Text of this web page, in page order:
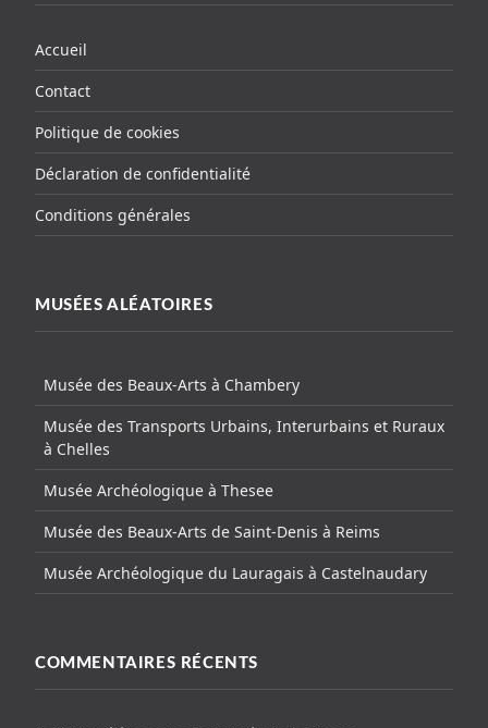
Accueil
Contact
Politique de cookies
Déclaration de confidentialité
Conditions générales
MUSÉES ALÉATOIRES
Musée des Beaux-Arts à Chambery
Musée des Transports Urbains, Interurbains et Ruraux
à Chelles
Musée Archéologique à Thesee
Musée des Beaux-Arts de Saint-Denis à Reims
Musée Archéologique du Lauragais à Castelnaudary
COMMENTAIRES RÉCENTS